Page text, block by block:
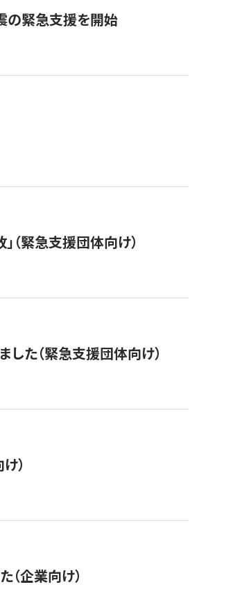
の緊急支援を開始
（緊急支援団体向け）
た（緊急支援団体向け）
）
企業向け）